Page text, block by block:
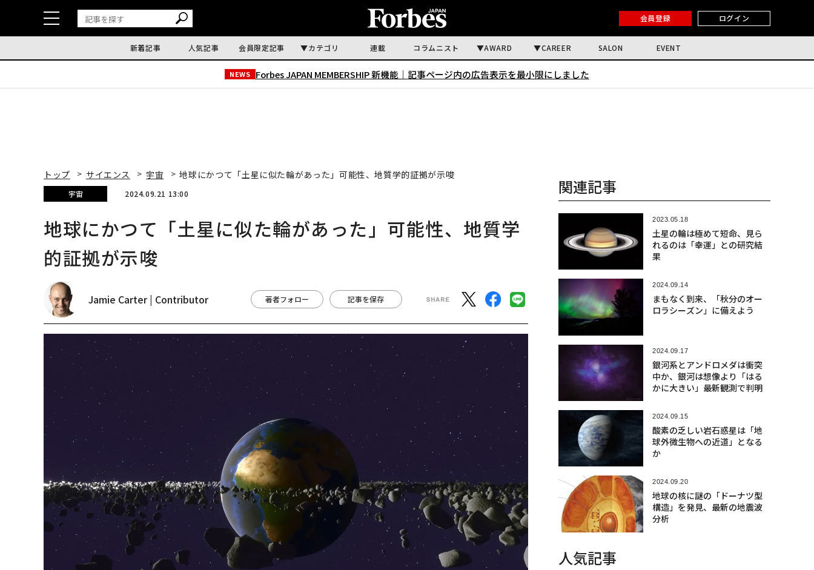
会員登録 ログイン
新着記事 人気記事 会員限定記事 カテゴリ 連載 コラムニスト AWARD CAREER SALON EVENT
NEWS Forbes JAPAN MEMBERSHIP 新機能｜ 記事ページ内の広告表示を最小限にしました
トップ サイエンス 宇宙 地球にかつて「土星に似た輪があった」可能性、地質学的証拠が示唆
宇宙 2024.09.21 13:00
地球にかつて「土星に似た輪があった」可能性、地質学
的証拠が示唆
Jamie Carter | Contributor 著者フォロー 記事を保存
関連記事
2023.05.18
土星の輪は極めて短命、見ら
れるのは「幸運」との研究結
果
2024.09.14
まもなく到来、「秋分のオー
ロラシーズン」に備えよう
2024.09.17
銀河系とアンドロメダは衝突
中か、銀河は想像より「はる
かに大きい」最新観測で判明
2024.09.15
酸素の乏しい岩石惑星は「地
球外微生物への近道」となる
か
2024.09.20
地球の核に謎の「ドーナツ型
構造」を発見、最新の地震波
分析
人気記事